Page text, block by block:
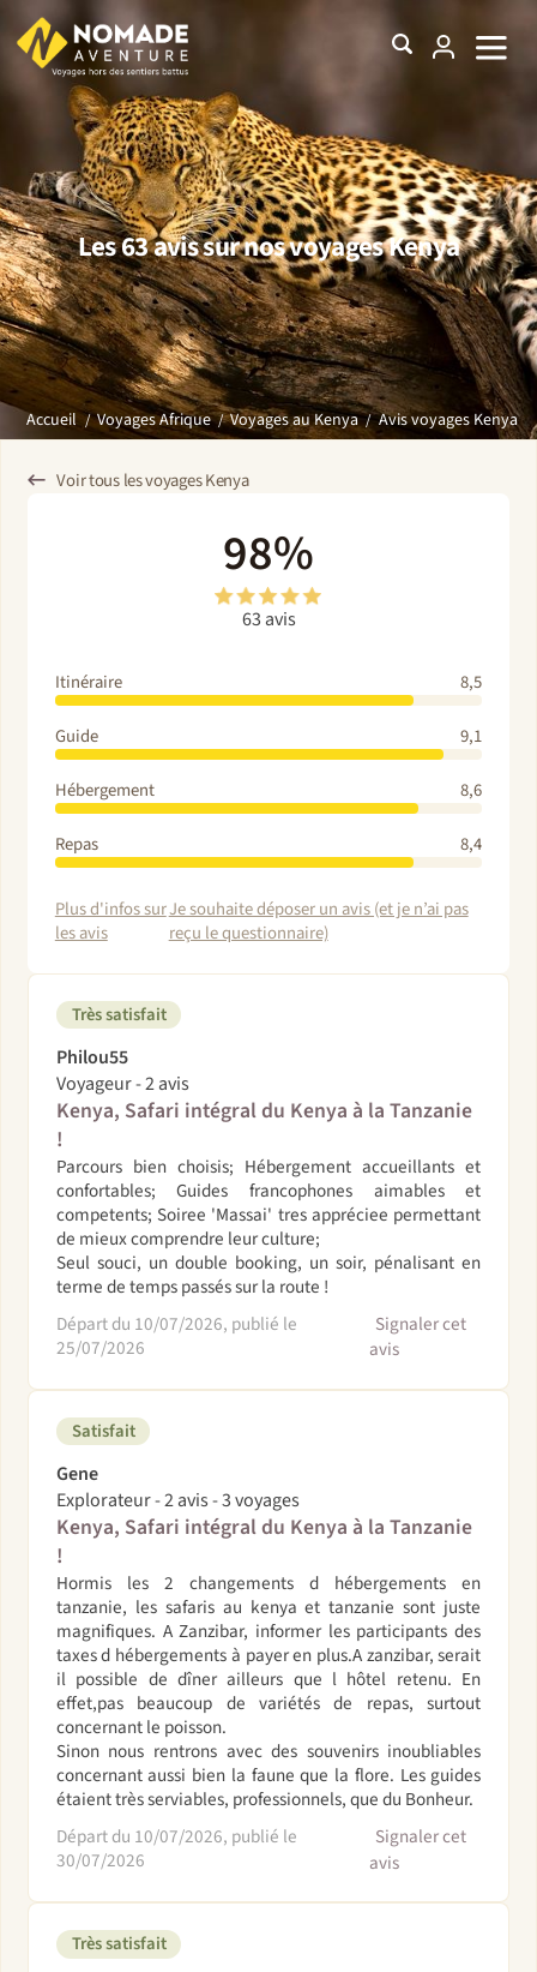
Les 63 avis sur nos voyages Kenya
Accueil Voyages Afrique Voyages au Kenya Avis voyages Kenya
Voir tous les voyages Kenya
98%
63 avis
Itinéraire 8,5
Guide 9,1
Hébergement 8,6
Repas 8,4
Plus d'infos sur
les avis
Je souhaite déposer un avis (et je n’ai pas
reçu le questionnaire)
Très satisfait
Philou55
Voyageur - 2 avis
Kenya, Safari intégral du Kenya à la Tanzanie
!
Parcours bien choisis; Hébergement accueillants et
confortables; Guides francophones aimables et
competents; Soiree 'Massai' tres appréciee permettant
de mieux comprendre leur culture;
Seul souci, un double booking, un soir, pénalisant en
terme de temps passés sur la route !
Départ du 10/07/2026, publié le
25/07/2026
Signaler cet
avis
Satisfait
Gene
Explorateur - 2 avis - 3 voyages
Kenya, Safari intégral du Kenya à la Tanzanie
!
Hormis les 2 changements d hébergements en
tanzanie, les safaris au kenya et tanzanie sont juste
magnifiques. A Zanzibar, informer les participants des
taxes d hébergements à payer en plus.A zanzibar, serait
il possible de dîner ailleurs que l hôtel retenu. En
effet,pas beaucoup de variétés de repas, surtout
concernant le poisson.
Sinon nous rentrons avec des souvenirs inoubliables
concernant aussi bien la faune que la flore. Les guides
étaient très serviables, professionnels, que du Bonheur.
Départ du 10/07/2026, publié le
30/07/2026
Signaler cet
avis
Très satisfait